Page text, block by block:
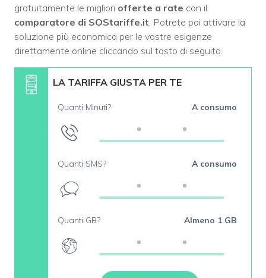
gratuitamente le migliori offerte a rate con il
comparatore di SOStariffe.it . Potrete poi attivare la
soluzione più economica per le vostre esigenze
direttamente online cliccando sul tasto di seguito.
LA TARIFFA GIUSTA PER TE
Quanti Minuti? A consumo
Quanti SMS? A consumo
Quanti GB? Almeno 1 GB